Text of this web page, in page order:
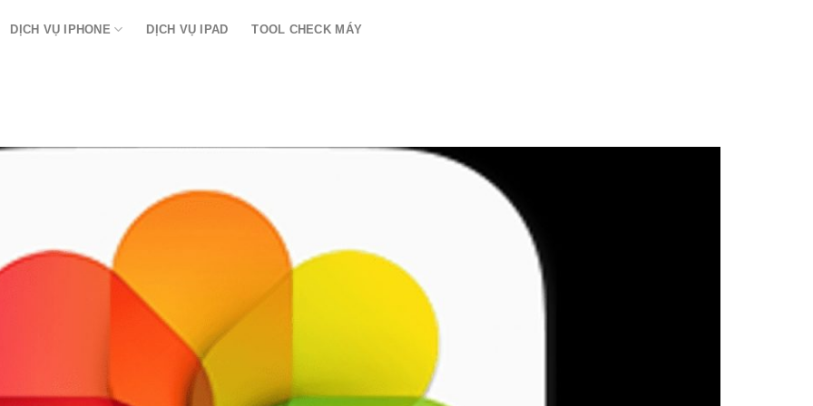
DỊCH VỤ IPHONE DỊCH VỤ IPAD TOOL CHECK MÁY